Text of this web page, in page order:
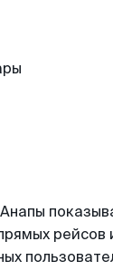
рейсов